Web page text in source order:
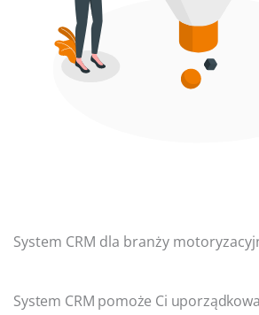
System CRM dla branży
System CRM pomoże Ci